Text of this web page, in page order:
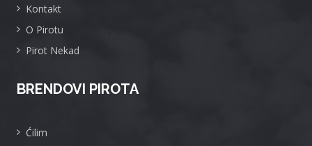
Kontakt
O Pirotu
Pirot Nekad
BRENDOVI PIROTA
Ćilim